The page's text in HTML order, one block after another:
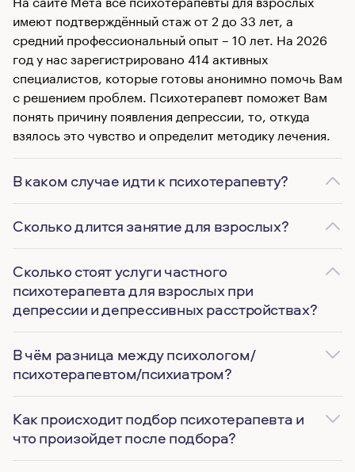
имеют подтверждённый стаж от 2 до 33 лет, а
средний профессиональный опыт – 10 лет. На 2026
год у нас зарегистрировано 414 активных
специалистов, которые готовы анонимно помочь Вам
с решением проблем. Психотерапевт поможет Вам
понять причину появления депрессии, то, откуда
взялось это чувство и определит методику лечения.
В каком случае идти к психотерапевту?
Сколько длится занятие для взрослых?
Сколько стоят услуги частного
психотерапевта для взрослых при
депрессии и депрессивных расстройствах?
В чём разница между психологом/
психотерапевтом/психиатром?
Как происходит подбор психотерапевта и
что произойдет после подбора?